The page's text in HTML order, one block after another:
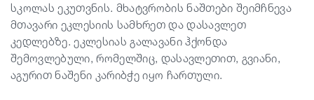
სკოლას ეკუთვნის. მხატვრობის ნაშთები შეიმჩნევა
მთავარი ეკლესიის სამხრეთ და დასავლეთ
კედლებზე. ეკლესიას გალავანი ჰქონდა
შემოვლებული, რომელშიც, დასავლეთით, გვიანი,
აგურით ნაშენი კარიბჭე იყო ჩართული.